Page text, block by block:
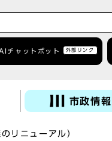
AIチャットボット 外部リンク
市政情報
リニューアル）